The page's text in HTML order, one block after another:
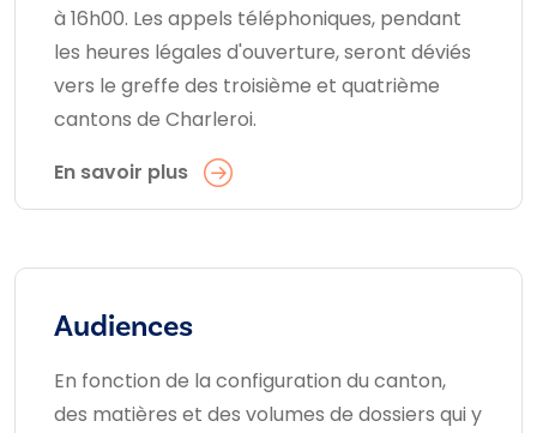
à 16h00. Les appels téléphoniques, pendant
les heures légales d'ouverture, seront déviés
vers le greffe des troisième et quatrième
cantons de Charleroi.
En savoir plus
Audiences
En fonction de la configuration du canton,
des matières et des volumes de dossiers qui y